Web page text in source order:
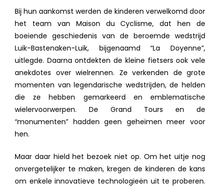
Bij hun aankomst werden de kinderen verwelkomd door
het team van Maison du Cyclisme, dat hen de
boeiende geschiedenis van de beroemde wedstrijd
Luik-Bastenaken-Luik, bijgenaamd “La Doyenne”,
uitlegde. Daarna ontdekten de kleine fietsers ook vele
anekdotes over wielrennen. Ze verkenden de grote
momenten van legendarische wedstrijden, de helden
die ze hebben gemarkeerd en emblematische
wielervoorwerpen. De Grand Tours en de
“monumenten” hadden geen geheimen meer voor
hen.
Maar daar hield het bezoek niet op. Om het uitje nog
onvergetelijker te maken, kregen de kinderen de kans
om enkele innovatieve technologieën uit te proberen.